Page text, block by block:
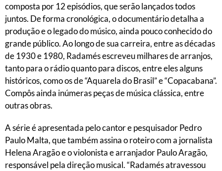
composta por 12 episódios, que serão lançados todos
juntos. De forma cronológica, o documentário detalha a
produção e o legado do músico, ainda pouco conhecido do
grande público. Ao longo de sua carreira, entre as décadas
de 1930 e 1980, Radamés escreveu milhares de arranjos,
tanto para o rádio quanto para discos, entre eles alguns
históricos, como os de “Aquarela do Brasil” e “Copacabana”.
Compôs ainda inúmeras peças de música clássica, entre
outras obras.
A série é apresentada pelo cantor e pesquisador Pedro
Paulo Malta, que também assina o roteiro com a jornalista
Helena Aragão e o violonista e arranjador Paulo Aragão,
responsável pela direção musical. “Radamés atravessou